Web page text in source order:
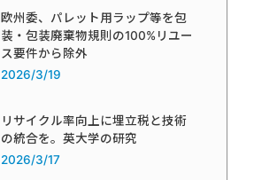
欧州委、パレット用ラップ等を包
装・包装廃棄物規則の100%リユー
ス要件から除外
2026/3/19
リサイクル率向上に埋立税と技術
の統合を。英大学の研究
2026/3/17